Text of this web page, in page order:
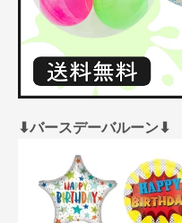
⬇︎バースデーバルーン⬇︎